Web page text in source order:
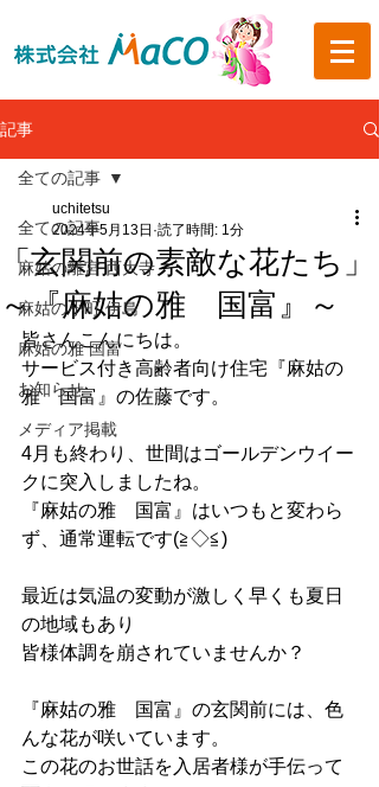
記事
全ての記事
麻姑の離宮 西大寺
麻姑の小町 伊島
麻姑の雅 国富
お知らせ
メディア掲載
全ての記事
「玄関前の素敵な花たち」
～『麻姑の雅 国富』～
uchitetsu
2024年5月13日 読了時間: 1分
皆さんこんにちは。
サービス付き高齢者向け住宅『麻姑の
雅　国富』の佐藤です。
4月も終わり、世間はゴールデンウイー
クに突入しましたね。
『麻姑の雅　国富』はいつもと変わら
ず、通常運転です(≧◇≦)
最近は気温の変動が激しく早くも夏日
の地域もあり
皆様体調を崩されていませんか？
『麻姑の雅　国富』の玄関前には、色
んな花が咲いています。
この花のお世話を入居者様が手伝って